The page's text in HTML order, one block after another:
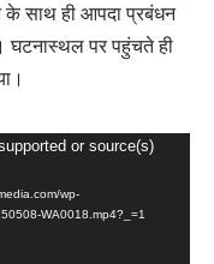
साथ ही आपदा प्रबंधन
घटनास्थल पर पहुंचते ही
or source(s)
wp-
WA0018.mp4?_=1